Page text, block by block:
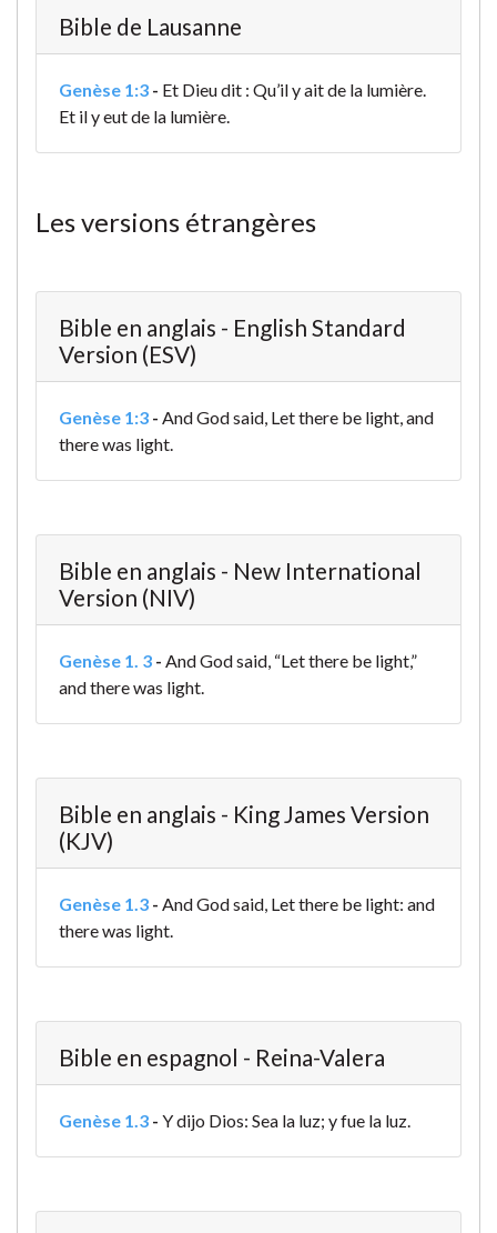
Bible de Lausanne
Genèse 1:3 - Et Dieu dit : Qu’il y ait de la lumière.
Et il y eut de la lumière.
Les versions étrangères
Bible en anglais - English Standard
Version (ESV)
Genèse 1:3 - And God said, Let there be light, and
there was light.
Bible en anglais - New International
Version (NIV)
Genèse 1. 3 - And God said, “Let there be light,”
and there was light.
Bible en anglais - King James Version
(KJV)
Genèse 1.3 - And God said, Let there be light: and
there was light.
Bible en espagnol - Reina-Valera
Genèse 1.3 - Y dijo Dios: Sea la luz; y fue la luz.